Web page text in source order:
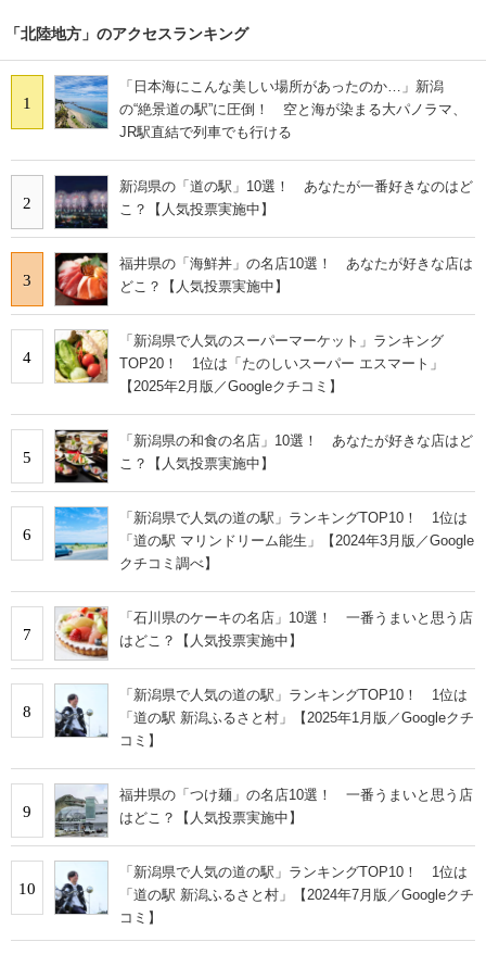
「北陸地方」のアクセスランキング
1
「日本海にこんな美しい場所があったのか…」新潟
の“絶景道の駅”に圧倒！ 空と海が染まる大パノラマ、
JR駅直結で列車でも行ける
2
新潟県の「道の駅」10選！ あなたが一番好きなのはど
こ？【人気投票実施中】
3
福井県の「海鮮丼」の名店10選！ あなたが好きな店は
どこ？【人気投票実施中】
4
「新潟県で人気のスーパーマーケット」ランキング
TOP20！ 1位は「たのしいスーパー エスマート」
【2025年2月版／Googleクチコミ】
5
「新潟県の和食の名店」10選！ あなたが好きな店はど
こ？【人気投票実施中】
6
「新潟県で人気の道の駅」ランキングTOP10！ 1位は
「道の駅 マリンドリーム能生」【2024年3月版／Google
クチコミ調べ】
7
「石川県のケーキの名店」10選！ 一番うまいと思う店
はどこ？【人気投票実施中】
8
「新潟県で人気の道の駅」ランキングTOP10！ 1位は
「道の駅 新潟ふるさと村」【2025年1月版／Googleクチ
コミ】
9
福井県の「つけ麺」の名店10選！ 一番うまいと思う店
はどこ？【人気投票実施中】
10
「新潟県で人気の道の駅」ランキングTOP10！ 1位は
「道の駅 新潟ふるさと村」【2024年7月版／Googleクチ
コミ】